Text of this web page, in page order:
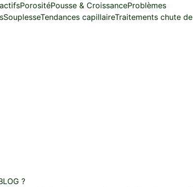
PorositéPousse & CroissanceProblèmes
SouplesseTendances capillaireTraitements chute de
?